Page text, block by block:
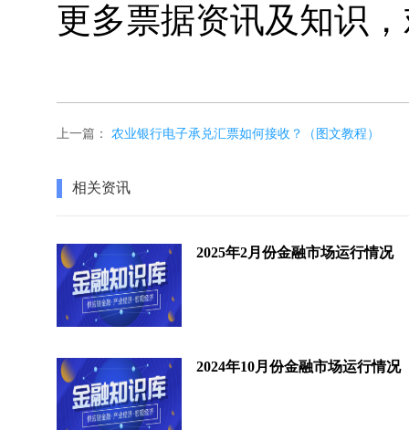
更多票据资讯及知识
上一篇： 农业银行电子承兑汇票如何接收？（图文教程）
相关资讯
2025年2月份金融市场运行情况
2024年10月份金融市场运行情况